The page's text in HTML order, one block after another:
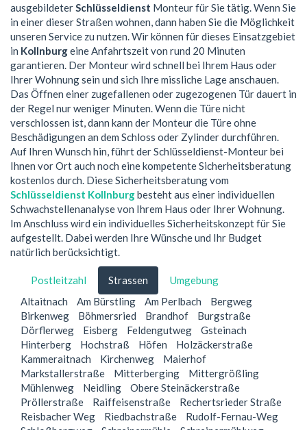
ausgebildeterSchlüsseldienst Monteur für Sie tätig. Wenn Sie
in einer dieser Straßen wohnen, dann haben Sie die Möglichkeit
unseren Service zu nutzen. Wir können für dieses Einsatzgebiet
in Kollnburgeine Anfahrtszeit von rund 20 Minuten
garantieren. Der Monteur wird schnell bei Ihrem Haus oder
Ihrer Wohnung sein und sich Ihre missliche Lage anschauen.
Das Öffnen einer zugefallenen oder zugezogenen Tür dauert in
der Regel nur weniger Minuten. Wenn die Türe nicht
verschlossen ist, dann kann der Monteur die Türe ohne
Beschädigungen an dem Schloss oder Zylinder durchführen.
Auf Ihren Wunsch hin, führt der Schlüsseldienst-Monteur bei
Ihnen vor Ort auch noch eine kompetente Sicherheitsberatung
kostenlos durch. Diese Sicherheitsberatung vom
Schlüsseldienst Kollnburgbesteht aus einer individuellen
Schwachstellenanalyse von Ihrem Haus oder Ihrer Wohnung.
Im Anschluss wird ein individuelles Sicherheitskonzept für Sie
aufgestellt. Dabei werden Ihre Wünsche und Ihr Budget
natürlich berücksichtigt.
Postleitzahl Strassen
Umgebung
Altaitnach
Am Bürstling Am Perlbach
Bergweg
Birkenweg
Böhmersried Brandhof
Burgstraße
Dörflerweg
Eisberg Feldengutweg
Gsteinach
Hinterberg
Hochstraß Höfen
Holzäckerstraße
Kammeraitnach
Kirchenweg
Maierhof
Markstallerstraße
Mitterberging
Mittergrößling
Mühlenweg
Neidling
Obere Steinäckerstraße
Pröllerstraße
Raiffeisenstraße
Rechertsrieder Straße
Reisbacher Weg
Riedbachstraße
Rudolf-Fernau-Weg